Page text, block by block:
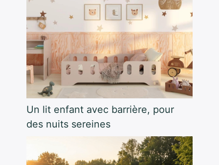
Un lit enfant avec barrière, pour
des nuits sereines